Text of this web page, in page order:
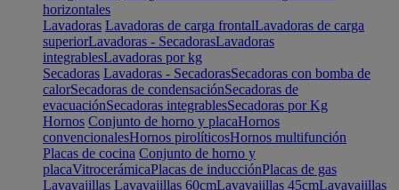
horizontales
Lavadoras Lavadoras de carga frontalLavadoras de carga
superiorLavadoras - SecadorasLavadoras
integrablesLavadoras por kg
Secadoras Lavadoras - SecadorasSecadoras con bomba de
calorSecadoras de condensaciónSecadoras de
evacuaciónSecadoras integrablesSecadoras por Kg
Hornos Conjunto de horno y placaHornos
convencionalesHornos pirolíticosHornos multifunción
Placas de cocina Conjunto de horno y
placaVitrocerámicaPlacas de inducciónPlacas de gas
Lavavajillas Lavavajillas 60cmLavavajillas 45cmLavavajillas